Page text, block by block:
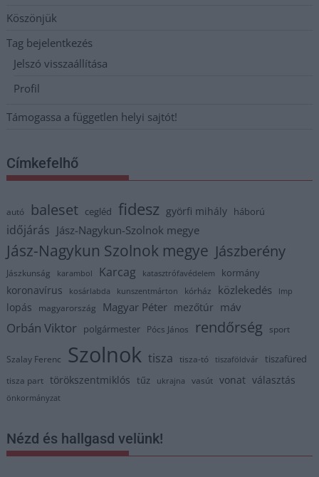
Köszönjük
Tag bejelentkezés
Jelszó visszaállítása
Profil
Támogassa a független helyi sajtót!
Címkefelhő
autó baleset cegléd fidesz györfi mihály háború
időjárás Jász-Nagykun-Szolnok megye
Jász-Nagykun Szolnok megye Jászberény
Jászkunság karambol Karcag katasztrófavédelem kormány
koronavírus kosárlabda kunszentmárton kórház közlekedés lmp
lopás magyarország Magyar Péter mezőtúr máv
Orbán Viktor polgármester Pócs János rendőrség sport
Szalay Ferenc Szolnok tisza tisza-tó tiszaföldvár tiszafüred
tisza part törökszentmiklós tűz ukrajna vasút vonat választás
önkormányzat
Nézd és hallgasd velünk!